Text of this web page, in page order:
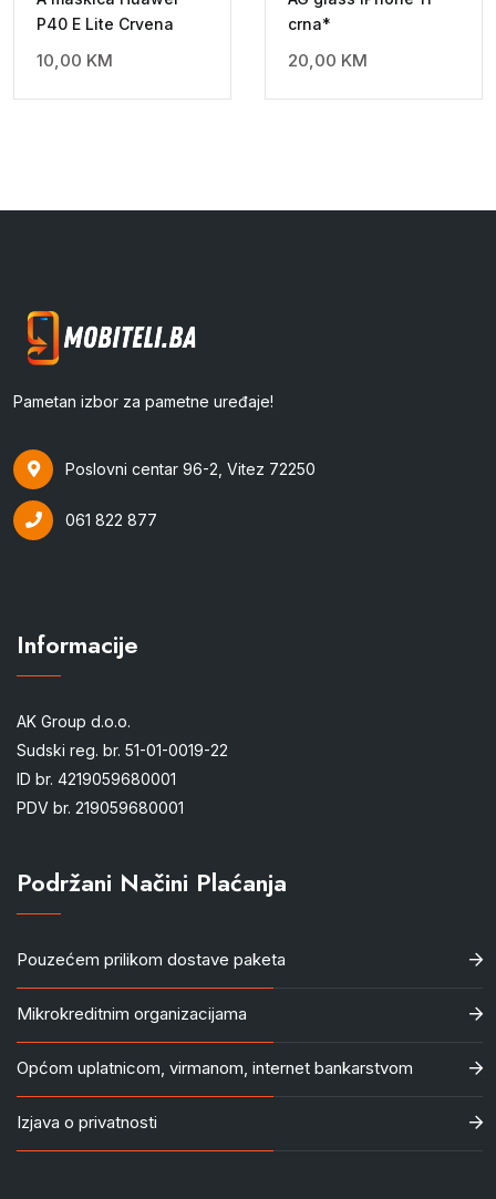
P40 E Lite Crvena
10,00 KM
crna*
20,00 KM
Pametan izbor za pametne uređaje!
Poslovni centar 96-2, Vitez 72250
061 822 877
Informacije
AK Group d.o.o.
Sudski reg. br. 51-01-0019-22
ID br. 4219059680001
PDV br. 219059680001
Podržani Načini Plaćanja
Pouzećem prilikom dostave paketa
Mikrokreditnim organizacijama
Općom uplatnicom, virmanom, internet bankarstvom
Izjava o privatnosti